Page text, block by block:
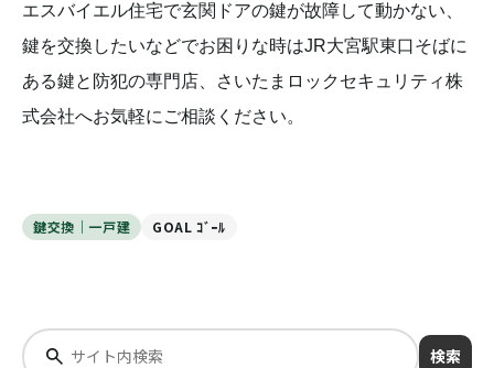
エスバイエル住宅で玄関ドアの鍵が故障して動かない、
鍵を交換したいなどでお困りな時はJR大宮駅東口そばに
ある鍵と防犯の専門店、さいたまロックセキュリティ株
式会社へお気軽にご相談ください。
鍵交換｜一戸建 GOAL ｺﾞｰﾙ
検索